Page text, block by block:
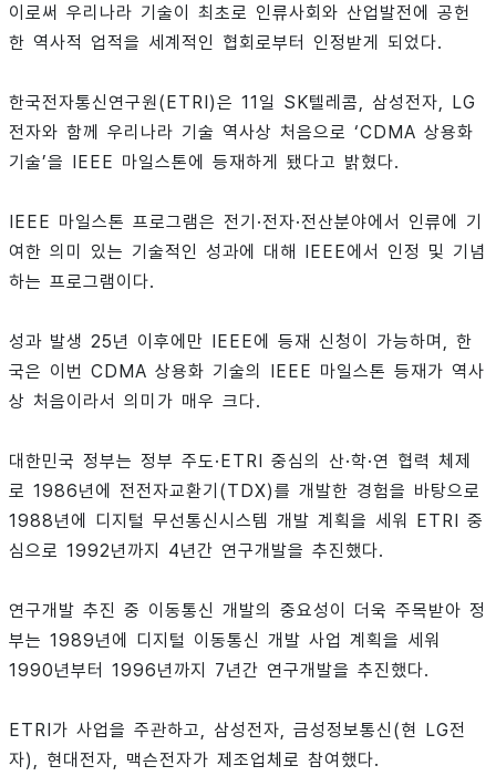
이로써 우리나라 기술이 최초로 인류사회와 산업발전에 공헌
한 역사적 업적을 세계적인 협회로부터 인정받게 되었다.
한국전자통신연구원(ETRI)은 11일 SK텔레콤, 삼성전자, LG
전자와 함께 우리나라 기술 역사상 처음으로 ‘CDMA 상용화
기술’을 IEEE 마일스톤에 등재하게 됐다고 밝혔다.
IEEE 마일스톤 프로그램은 전기·전자·전산분야에서 인류에 기
여한 의미 있는 기술적인 성과에 대해 IEEE에서 인정 및 기념
하는 프로그램이다.
성과 발생 25년 이후에만 IEEE에 등재 신청이 가능하며, 한
국은 이번 CDMA 상용화 기술의 IEEE 마일스톤 등재가 역사
상 처음이라서 의미가 매우 크다.
대한민국 정부는 정부 주도·ETRI 중심의 산·학·연 협력 체제
로 1986년에 전전자교환기(TDX)를 개발한 경험을 바탕으로
1988년에 디지털 무선통신시스템 개발 계획을 세워 ETRI 중
심으로 1992년까지 4년간 연구개발을 추진했다.
연구개발 추진 중 이동통신 개발의 중요성이 더욱 주목받아 정
부는 1989년에 디지털 이동통신 개발 사업 계획을 세워
1990년부터 1996년까지 7년간 연구개발을 추진했다.
ETRI가 사업을 주관하고, 삼성전자, 금성정보통신(현 LG전
자), 현대전자, 맥슨전자가 제조업체로 참여했다.